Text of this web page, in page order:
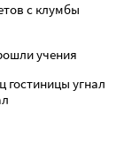
с клумбы
учения
гостиницы угнал